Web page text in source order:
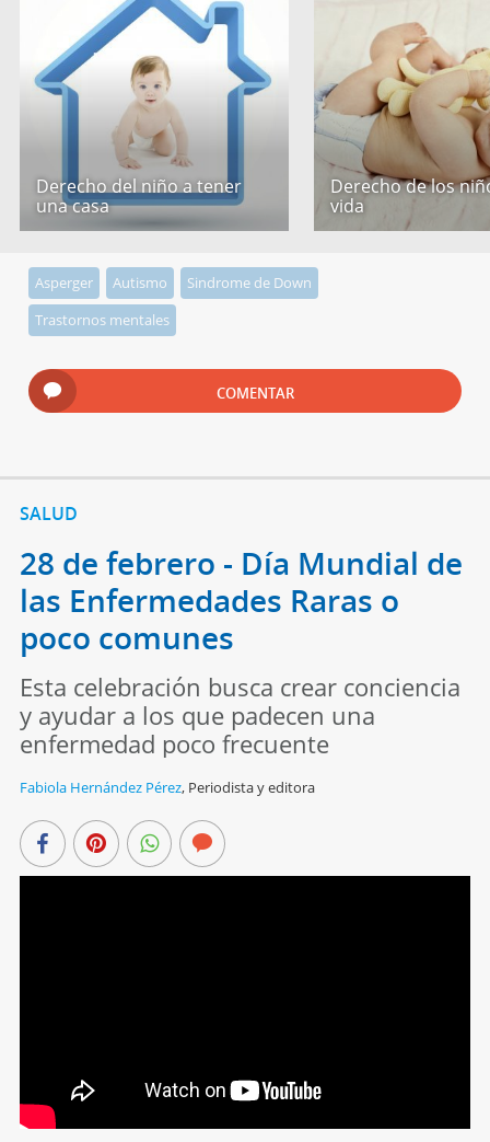
Derecho del niño a tener
una casa
Derecho de los
vida
Asperger Autismo
Sindrome de Down
Trastornos mentales
COMENTAR
SALUD
28 de febrero - Día Mundial de
las Enfermedades Raras o
poco comunes
Esta celebración busca crear conciencia
y ayudar a los que padecen una
enfermedad poco frecuente
Fabiola Hernández Pérez, Periodista y editora